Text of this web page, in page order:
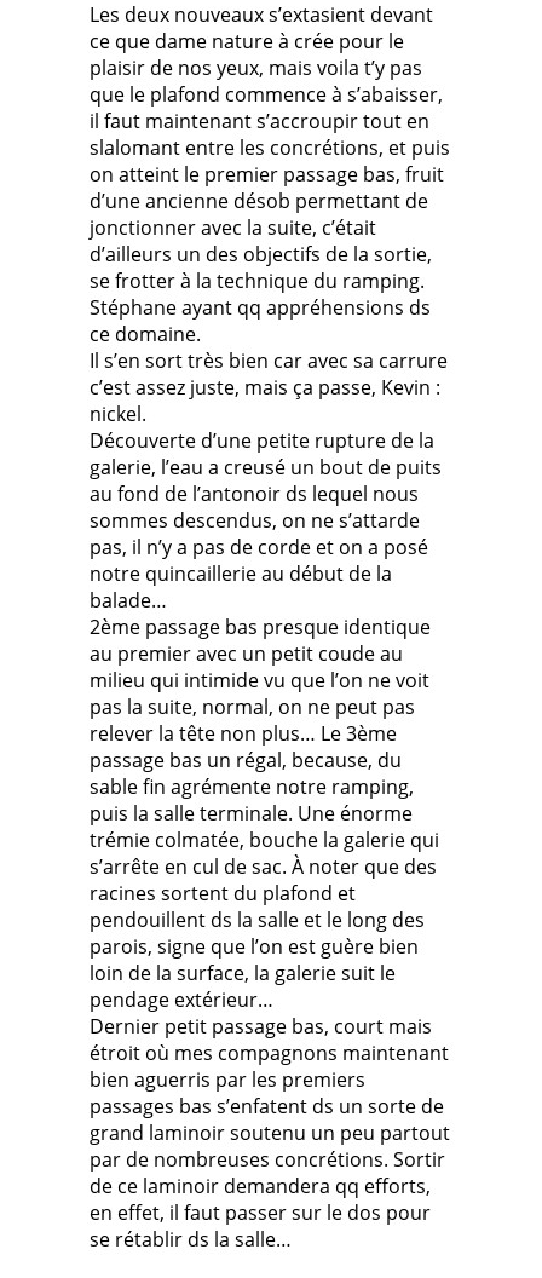
Les deux nouveaux s’extasient devant
ce que dame nature à crée pour le
plaisir de nos yeux, mais voila t’y pas
que le plafond commence à s’abaisser,
il faut maintenant s’accroupir tout en
slalomant entre les concrétions, et puis
on atteint le premier passage bas, fruit
d’une ancienne désob permettant de
jonctionner avec la suite, c’était
d’ailleurs un des objectifs de la sortie,
se frotter à la technique du ramping.
Stéphane ayant qq appréhensions ds
ce domaine.
Il s’en sort très bien car avec sa carrure
c’est assez juste, mais ça passe, Kevin :
nickel.
Découverte d’une petite rupture de la
galerie, l’eau a creusé un bout de puits
au fond de l’antonoir ds lequel nous
sommes descendus, on ne s’attarde
pas, il n’y a pas de corde et on a posé
notre quincaillerie au début de la
balade…
2ème passage bas presque identique
au premier avec un petit coude au
milieu qui intimide vu que l’on ne voit
pas la suite, normal, on ne peut pas
relever la tête non plus… Le 3ème
passage bas un régal, because, du
sable fin agrémente notre ramping,
puis la salle terminale. Une énorme
trémie colmatée, bouche la galerie qui
s’arrête en cul de sac. À noter que des
racines sortent du plafond et
pendouillent ds la salle et le long des
parois, signe que l’on est guère bien
loin de la surface, la galerie suit le
pendage extérieur…
Dernier petit passage bas, court mais
étroit où mes compagnons maintenant
bien aguerris par les premiers
passages bas s’enfatent ds un sorte de
grand laminoir soutenu un peu partout
par de nombreuses concrétions. Sortir
de ce laminoir demandera qq efforts,
en effet, il faut passer sur le dos pour
se rétablir ds la salle…